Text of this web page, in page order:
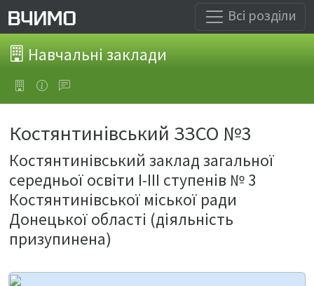
Всі розділи
Навчальні заклади
Костянтинівський ЗЗСО №3
Костянтинівський заклад загальної
середньої освіти І-ІІІ ступенів № 3
Костянтинівської міської ради
Донецької області (діяльність
призупинена)